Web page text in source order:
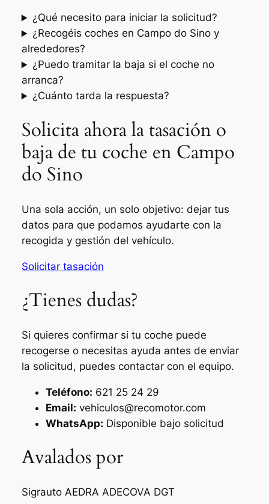
¿Qué necesito para iniciar la solicitud?
¿Recogéis coches en Campo do Sino y
alrededores?
¿Puedo tramitar la baja si el coche no
arranca?
¿Cuánto tarda la respuesta?
Solicita ahora la tasación o
baja de tu coche en Campo
do Sino
Una sola acción, un solo objetivo: dejar tus
datos para que podamos ayudarte con la
recogida y gestión del vehículo.
Solicitar tasación
¿Tienes dudas?
Si quieres confirmar si tu coche puede
recogerse o necesitas ayuda antes de enviar
la solicitud, puedes contactar con el equipo.
Teléfono: 621 25 24 29
Email: vehiculos@recomotor.com
WhatsApp: Disponible bajo solicitud
Avalados por
Sigrauto AEDRA ADECOVA DGT